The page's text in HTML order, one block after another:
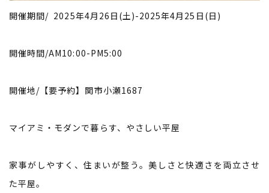
開催期間/ 2025年4月26日(土)-2025年4月25日(日)
開催時間/AM10:00-PM5:00
開催地/【要予約】関市小瀬1687
マイアミ・モダンで暮らす、やさしい平屋
家事がしやすく、住まいが整う。美しさと快適さを両立させ
た平屋。